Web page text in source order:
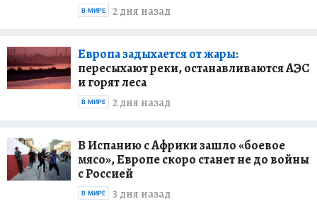
2 дня назад
В МИРЕ
Европа задыхается от жары:
пересыхают реки, останавливаются АЭС
и горят леса
2 дня назад
В МИРЕ
В Испанию с Африки зашло «боевое
мясо», Европе скоро станет не до войны
с Россией
3 дня назад
В МИРЕ